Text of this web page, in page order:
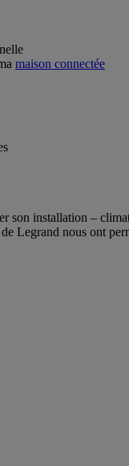
maison connectée
installation –
nous ont